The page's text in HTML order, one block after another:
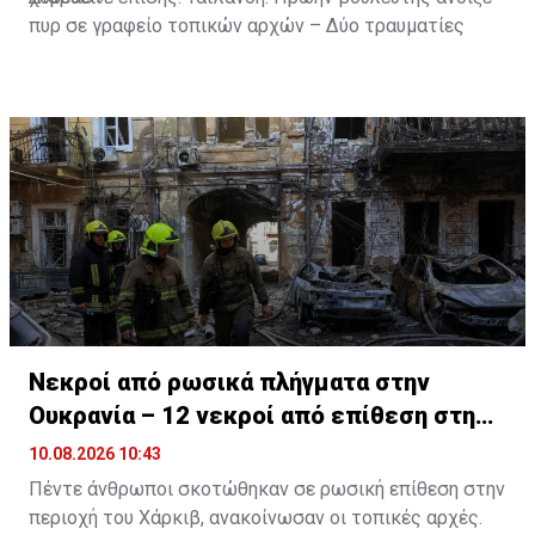
πυρ σε γραφείο τοπικών αρχών – Δύο τραυματίες
Νεκροί από ρωσικά πλήγματα στην
Ουκρανία – 12 νεκροί από επίθεση στη
Ρωσία
10.08.2026 10:43
Πέντε άνθρωποι σκοτώθηκαν σε ρωσική επίθεση στην
περιοχή του Χάρκιβ, ανακοίνωσαν οι τοπικές αρχές.